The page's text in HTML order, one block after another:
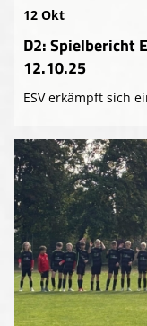
12 Okt
D2: Spielbericht
12.10.25
ESV erkämpft sich